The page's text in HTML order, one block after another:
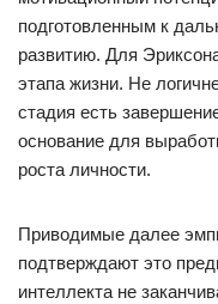
подготовленным к
развитию. Для
этапа жизни. Не
стадия есть
основание для
роста личности.
Приводимые далее
подтверждают это
интеллекта не